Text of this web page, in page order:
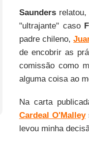
Saundersrelatou,
"ultrajante" caso
padre chileno,
de encobrir as
comissão como
alguma coisa ao
Na carta
Cardeal O'Malley
levou minha